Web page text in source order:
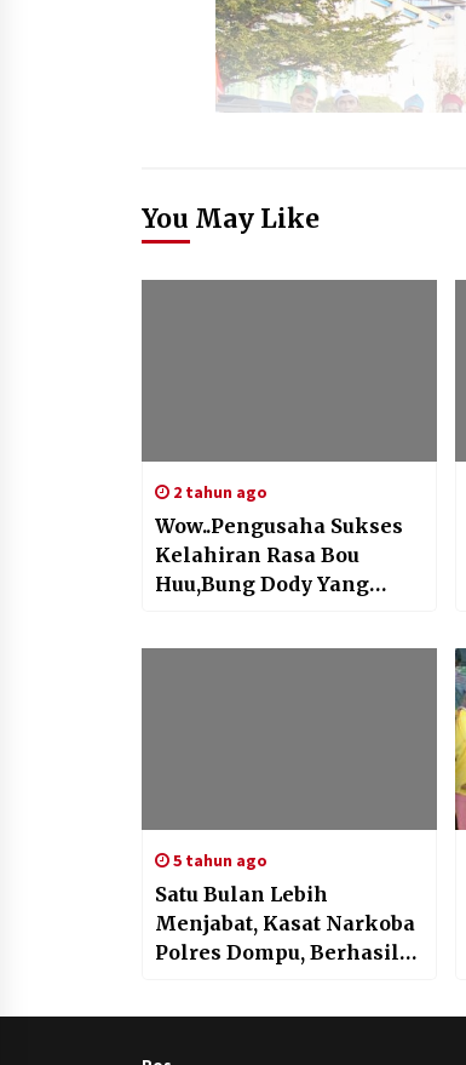
You May Like
2 tahun ago
Wow..Pengusaha Sukses
Kelahiran Rasa Bou
Huu,Bung Dody Yang
EMA, Mampu
5 tahun ago
Satu Bulan Lebih
Menjabat, Kasat Narkoba
Polres Dompu, Berhasil
Penyalagunaan Narkoba